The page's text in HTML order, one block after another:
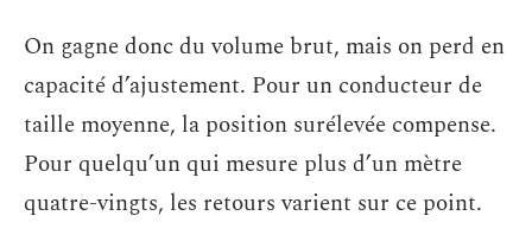
On gagne donc du volume brut, mais on perd en
capacité d’ajustement. Pour un conducteur de
taille moyenne, la position surélevée compense.
Pour quelqu’un qui mesure plus d’un mètre
quatre-vingts, les retours varient sur ce point.